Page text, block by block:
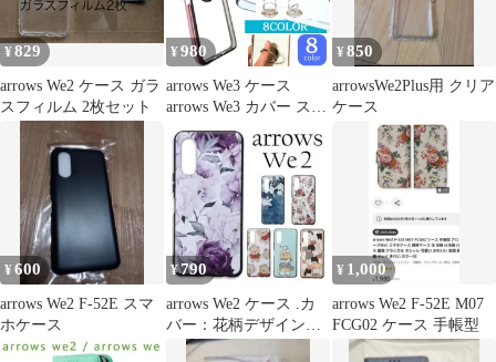
ス 送料無料
¥829
arrows We2 ケース ガラ
スフィルム 2枚セット
¥ 980
arrows We3 ケース
arrows We3 カバー スマ
ホケース スマホリング
アローズウィー 耐衝撃
メタリック 半透明 TPU
カバー ソフトケース リ
ング付き スタンド デコ
クリアケース 無地 シン
プル t110
¥850
arrowsWe2Plus用 クリア
ケース
¥600
arrows We2 F-52E スマ
ホケース
¥790
arrows We2 ケース .カ
バー：花柄デザイン
ソフトTPUケースA
¥ 1,000
arrows We2 F-52E M07
FCG02 ケース 手帳型